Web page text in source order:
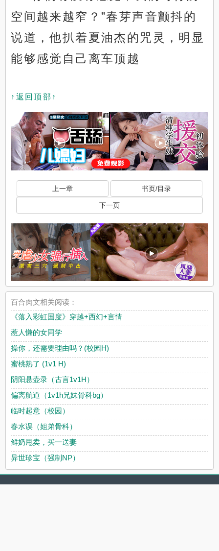
空间越来越窄？”春芽声音颤抖的
说道，他扒着夏油杰的咒灵，明显
能够感觉自己离车顶越
↑返回顶部↑
上一章 书页/目录
下一页
百合肉文相关阅读：
《落入彩虹国度》穿越+西幻+言情
惹人慊的女同学
操你，还需要理由吗？(校园H)
蜜桃熟了 (1v1 H)
阴阳悬壶录（古言1v1H）
偏离航道（1v1h兄妹骨科bg）
临时起意（校园）
春水误（姐弟骨科）
鲜奶甩卖，买一送妻
异世珍宝（强制NP）